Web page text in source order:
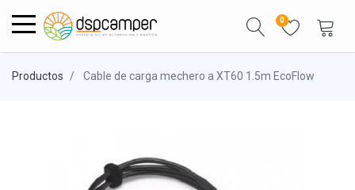
0
Productos Cable de carga mechero a XT60 1.5m EcoFlow